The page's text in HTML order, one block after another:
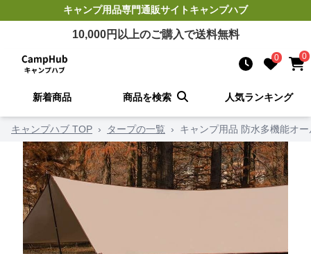
キャンプ用品専門通販サイトキャンプハブ
10,000円以上のご購入で送料無料
0 0
新着商品 商品を検索 人気ランキング
キャンプハブ TOP › タープの一覧 › キャンプ用品 防水多機能オ